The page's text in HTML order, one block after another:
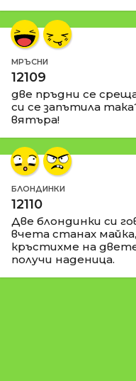
МРЪСНИ
12109
две пръдни се
си се запътила
вятъра!
БЛОНДИНКИ
12110
Две блондинки си
вчета станах
кръстихме на
получи наденица.